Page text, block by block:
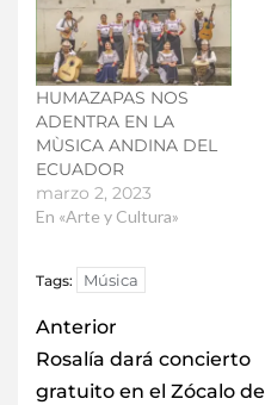
HUMAZAPAS NOS
ADENTRA EN LA
MÙSICA ANDINA DEL
ECUADOR
marzo 2, 2023
En «Arte y Cultura»
Tags: Música
Anterior
Rosalía dará concierto
gratuito en el Zócalo de